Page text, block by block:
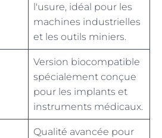
l'usure, idéal pour les
machines industrielles
et les outils miniers.
Version biocompatible
spécialement conçue
pour les implants et
instruments médicaux.
Qualité avancée pour